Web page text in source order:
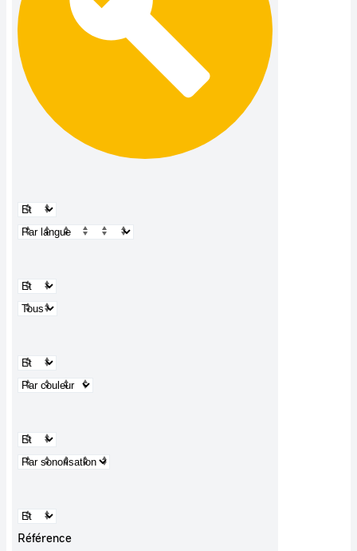
Référence